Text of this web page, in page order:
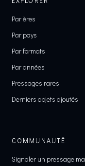
Par ères
Par pays
Par formats
Par années
Pressages rares
Derniers objets ajoutés
COMMUNAUTÉ
Signaler un pressage